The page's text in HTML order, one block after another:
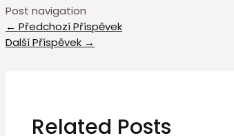
Post navigation
← Předchozí Příspěvek
Další Příspěvek →
Related Posts